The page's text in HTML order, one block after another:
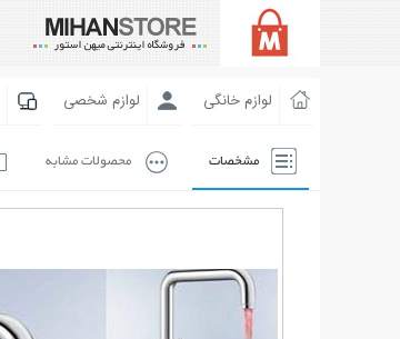
لوازم خانگی لوازم شخصی
مشخصات محصولات مشابه